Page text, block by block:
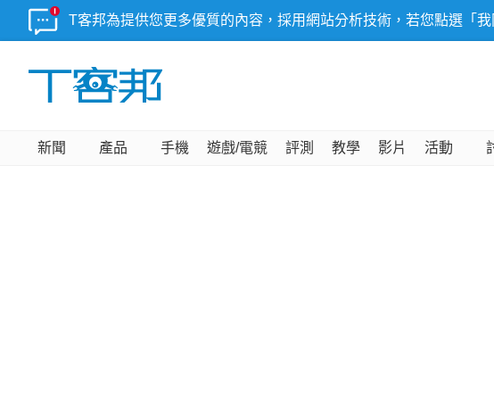
T客邦為提供您更多優質的內容，採用網站分析技術，若您點選「
新聞 產品 手機 遊戲/電競 評測 教學 影片 活動